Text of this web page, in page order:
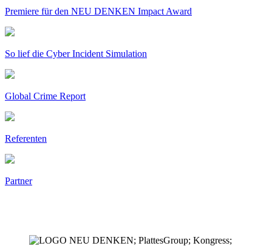
Premiere für den NEU DENKEN Impact Award
So lief die Cyber Incident Simulation
Global Crime Report
Referenten
Partner